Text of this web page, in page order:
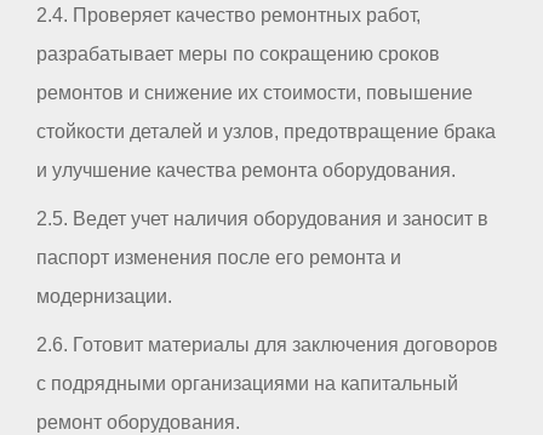
2.4. Проверяет качество ремонтных работ,
разрабатывает меры по сокращению сроков
ремонтов и снижение их стоимости, повышение
стойкости деталей и узлов, предотвращение брака
и улучшение качества ремонта оборудования.
2.5. Ведет учет наличия оборудования и заносит в
паспорт изменения после его ремонта и
модернизации.
2.6. Готовит материалы для заключения договоров
с подрядными организациями на капитальный
ремонт оборудования.